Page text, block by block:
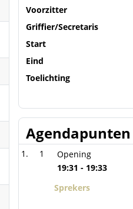
Voorzitter
Griffier/Secretaris
Start
Eind
Toelichting
Agendapunten
1
Opening
19:31 - 19:33
Sprekers